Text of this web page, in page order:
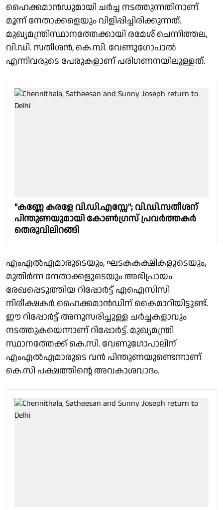
ഹൈക്കമാൻഡുമായി ചർച്ച നടത്തുന്നതിനാണ്
മൂന്ന് നേതാക്കളെയും വിളിപ്പിച്ചിരിക്കുന്നത്.
മുഖ്യമന്ത്രിസ്ഥാനത്തേക്കായി രമേശ് ചെന്നിത്തല,
വി.ഡി. സതീശൻ, കെ.സി. വേണുഗോപാൽ
എന്നിവരുടെ പേരുകളാണ് പരിഗണനയിലുള്ളത്.
"കണ്ണേ കരളേ വി.ഡി.എസ്സേ"; വി.ഡി.സതീശന്
പിന്തുണയുമായി കോൺഗ്രസ് പ്രവർത്തകർ
തെരുവിലിറങ്ങി
എംഎൽഎമാരുടെയും, ഘടകകക്ഷികളുടെയും,
മുതിർന്ന നേതാക്കളുടെയും അഭിപ്രായം
രേഖപ്പെടുത്തിയ റിപ്പോർട്ട് എഐസിസി
നിരീക്ഷകർ ഹൈക്കമാൻഡിന് കൈമാറിയിട്ടുണ്ട്.
ഈ റിപ്പോർട്ട് അനുസരിച്ചുള്ള ചർച്ചകളാവും
നടത്തുകയെന്നാണ് റിപ്പോർട്ട്. മുഖ്യമന്ത്രി
സ്ഥാനത്തേക്ക് കെ.സി. വേണുഗോപാലിന്
എംഎൽഎമാരുടെ വൻ പിന്തുണയുണ്ടെന്നാണ്
കെ.സി പക്ഷത്തിൻ്റെ അവകാശവാദം.